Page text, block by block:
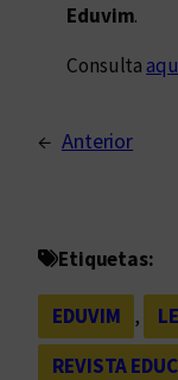
Eduvim.
Consulta
← Anterior
Etiquetas:
EDUVIM ,
REVISTA